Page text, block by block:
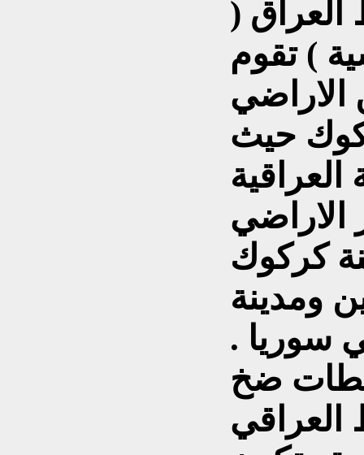
(
) تقوم
الاراضي
حيث
الاراضي
كركوك
ومدينة
سوريا .
ضخ
العراقي